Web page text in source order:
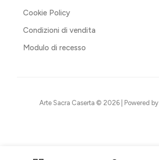
Cookie Policy
Condizioni di vendita
Modulo di recesso
Arte Sacra Caserta © 2026 | Powered by